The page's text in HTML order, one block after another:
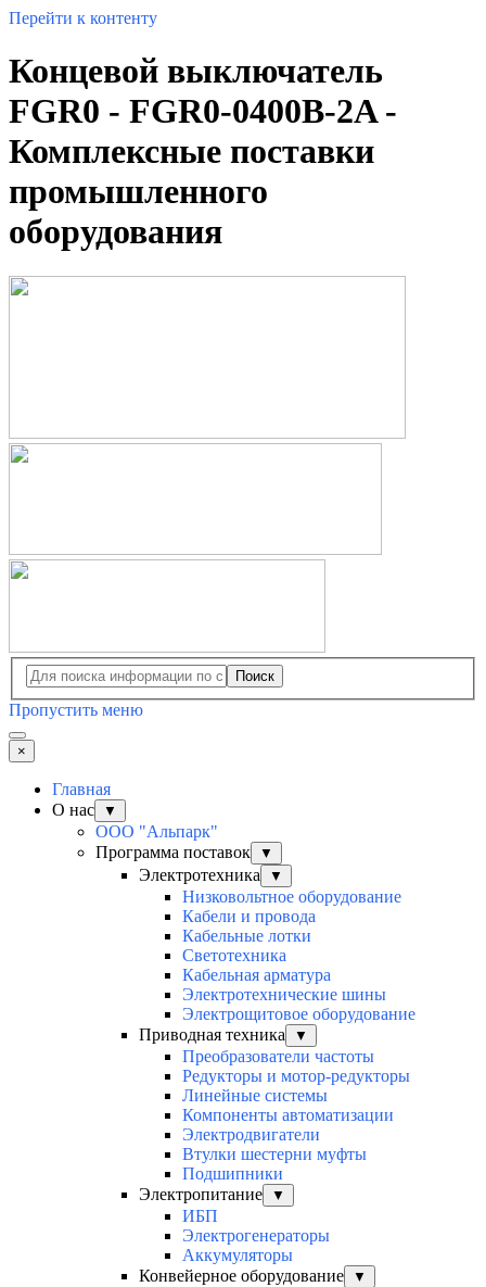
Перейти к контенту
Концевой выключатель
FGR0 - FGR0-0400B-2A -
Комплексные поставки
промышленного
оборудования
Поиск
Пропустить меню
×
Главная
О нас
▼
ООО "Альпарк"
Программа поставок
▼
Электротехника ▼
Низковольтное оборудование
Кабели и провода
Кабельные лотки
Светотехника
Кабельная арматура
Электротехнические шины
Электрощитовое оборудование
Приводная техника
▼
Преобразователи частоты
Редукторы и мотор-редукторы
Линейные системы
Компоненты автоматизации
Электродвигатели
Втулки шестерни муфты
Подшипники
Электропитание
▼
ИБП
Электрогенераторы
Аккумуляторы
Конвейерное оборудование
▼